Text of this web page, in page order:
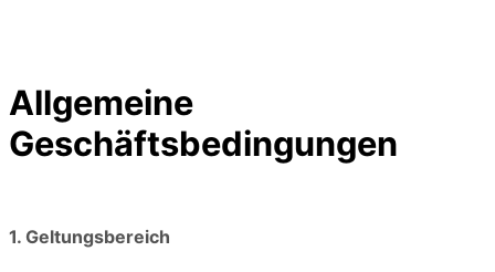
Allgemeine
Geschäftsbedingungen
1. Geltungsbereich